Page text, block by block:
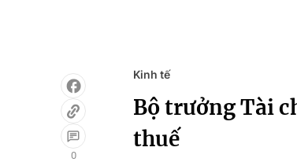
0
Kinh tế
Bộ trưởng Tài
thuế